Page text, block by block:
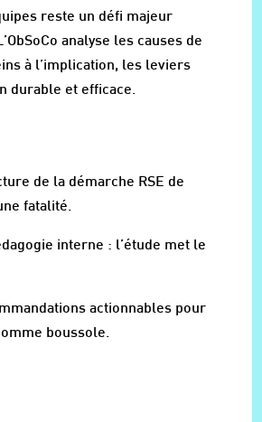
reste un défi majeur
analyse les causes de
à l’implication, les leviers
durable et efficace.
de la démarche RSE de
fatalité.
interne : l’étude met le
actionnables pour
boussole.